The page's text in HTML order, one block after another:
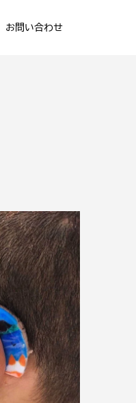
お問い合わせ